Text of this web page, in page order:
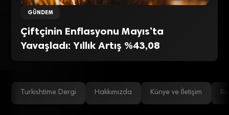
GÜNDEM
Çiftçinin Enflasyonu Mayıs’ta
Yavaşladı: Yıllık Artış %43,08
Turkishtime Dergi Hakkımızda Künye ve İletişim